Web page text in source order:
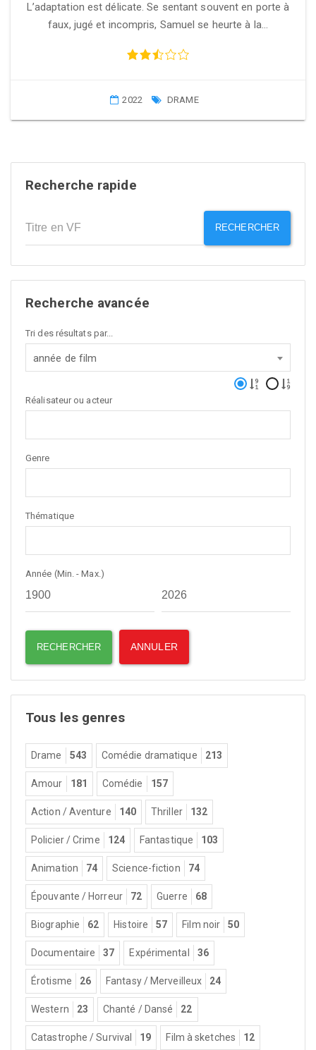
L’adaptation est délicate. Se sentant souvent en porte à
faux, jugé et incompris, Samuel se heurte à la…
2022 DRAME
Recherche rapide
RECHERCHER
Recherche avancée
Tri des résultats par...
année de film
Réalisateur ou acteur
Genre
Thématique
Année (Min. - Max.)
Tous les genres
Drame 543 Comédie dramatique 213
Amour 181 Comédie 157
Action / Aventure 140 Thriller 132
Policier / Crime 124 Fantastique 103
Animation 74 Science-fiction 74
Épouvante / Horreur 72 Guerre 68
Biographie 62 Histoire 57 Film noir 50
Documentaire 37 Expérimental 36
Érotisme 26 Fantasy / Merveilleux 24
Western 23 Chanté / Dansé 22
Catastrophe / Survival 19 Film à sketches 12